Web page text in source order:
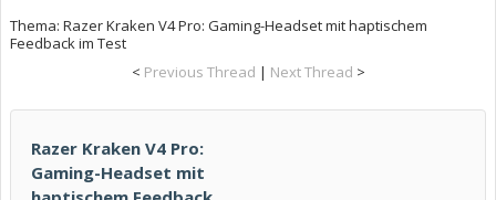
Thema: Razer Kraken V4 Pro: Gaming-Headset mit haptischem
Feedback im Test
< Previous Thread | Next Thread >
Razer Kraken V4 Pro:
Gaming-Headset mit